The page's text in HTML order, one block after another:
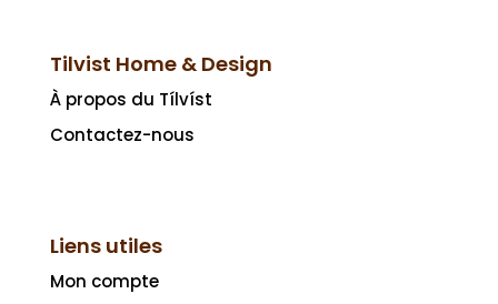
Tilvist Home & Design
À propos du Tílvíst
Contactez-nous
Liens utiles
Mon compte